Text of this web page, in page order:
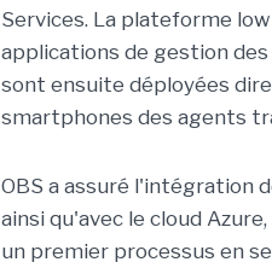
Services. La plateforme
applications de gestion
sont ensuite déployées
smartphones des agents
OBS a assuré l'intégration
ainsi qu'avec le cloud
un premier processus en